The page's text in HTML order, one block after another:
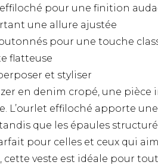
pour une finition
une allure ajustée
pour une touche
flatteuse
et styliser
en denim cropé, une
L’ourlet effiloché apporte
que les épaules
pour celles et ceux qui
veste est idéale pour